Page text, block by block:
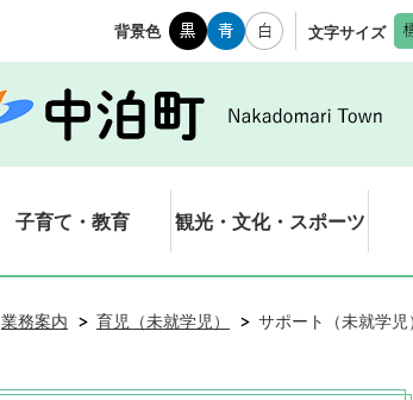
背景色 文字サイズ
子育て・教育 観光・文化・スポーツ
業務案内 育児（未就学児） サポート（未就学児